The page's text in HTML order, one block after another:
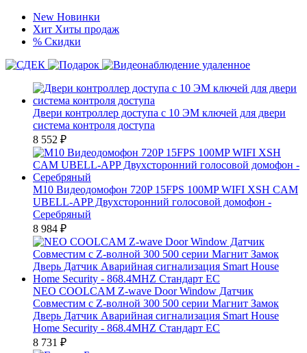
New Новинки
Хит Хиты продаж
% Скидки
Двери контроллер доступа с 10 ЭМ ключей для двери
система контроля доступа
8 552 ₽
M10 Видеодомофон 720P 15FPS 100MP WIFI XSH CAM
UBELL-APP Двухсторонний голосовой домофон -
Серебряный
8 984 ₽
NEO COOLCAM Z-wave Door Window Датчик
Совместим с Z-волной 300 500 серии Магнит Замок
Дверь Датчик Аварийная сигнализация Smart House
Home Security - 868.4MHZ Стандарт ЕС
8 731 ₽